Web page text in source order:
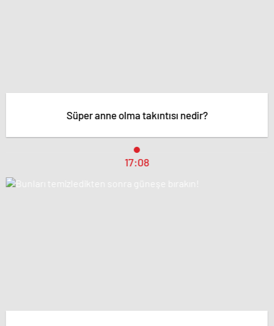
Süper anne olma takıntısı nedir?
17:08